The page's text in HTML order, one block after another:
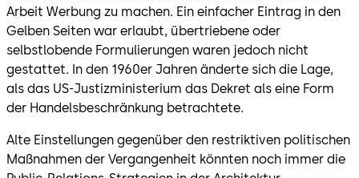
Arbeit Werbung zu machen. Ein einfacher Eintrag in den
Gelben Seiten war erlaubt, übertriebene oder
selbstlobende Formulierungen waren jedoch nicht
gestattet. In den 1960er Jahren änderte sich die Lage,
als das US-Justizministerium das Dekret als eine Form
der Handelsbeschränkung betrachtete.
Alte Einstellungen gegenüber den restriktiven politischen
Maßnahmen der Vergangenheit könnten noch immer die